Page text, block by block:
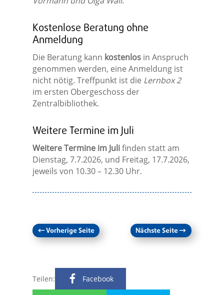
Kostenlose Beratung ohne
Anmeldung
Die Beratung kann kostenlosin Anspruch
genommen werden, eine Anmeldung ist
nicht nötig. Treffpunkt ist die Lernbox 2
im ersten Obergeschoss der
Zentralbibliothek.
Weitere Termine im Juli
Weitere Termine im Julifinden statt am
Dienstag, 7.7.2026, und Freitag, 17.7.2026,
jeweils von 10.30 – 12.30 Uhr.
←Vorherige Seite Nächste Seite→
Teilen: Facebook